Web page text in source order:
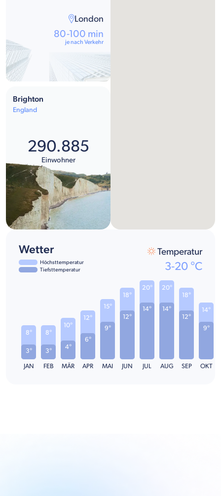
London
80-100 min
je nach Verkehr
Brighton
England
290.885
Einwohner
Wetter
Höchsttemperatur
Tiefsttemperatur
Temperatur
3-20 °C
3°
8°
JAN
3°
8°
FEB
4°
10°
MÄR
6°
12°
APR
9°
15°
MAI
12°
18°
JUN
14°
20°
JUL
14°
20°
AUG
12°
18°
SEP
9°
14°
OKT